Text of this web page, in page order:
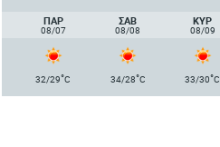
ΠΑΡ
08/07
ΣΑΒ
08/08
ΚΥΡ
08/09
32/29°C 34/28°C 33/30°C